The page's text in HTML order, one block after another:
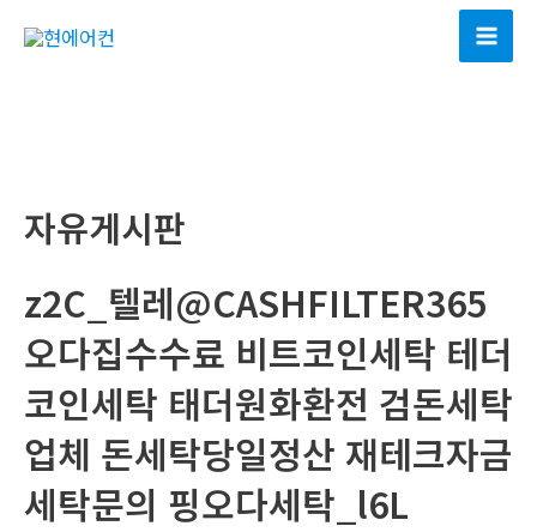
Main
자유게시판
z2C_텔레@CASHFILTER365
오다집수수료 비트코인세탁 테더
코인세탁 태더원화환전 검돈세탁
업체 돈세탁당일정산 재테크자금
세탁문의 핑오다세탁_l6L